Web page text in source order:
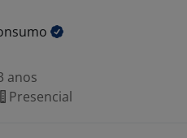
anos
Presencial